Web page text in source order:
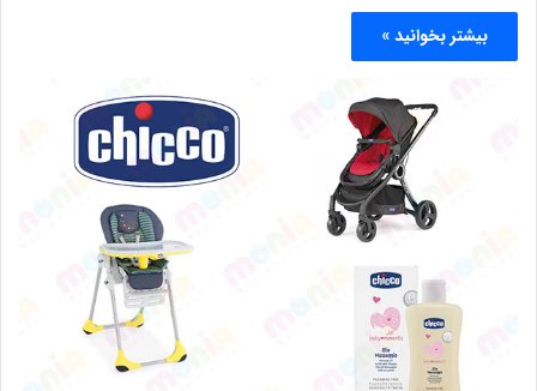
بیشتر بخوانید »